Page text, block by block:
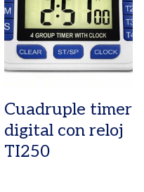
Cuadruple timer
digital con reloj
TI250